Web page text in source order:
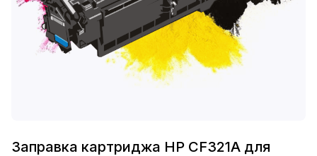
Заправка картриджа HP CF321A для